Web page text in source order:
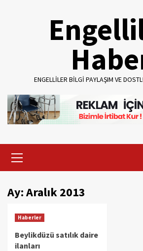
ENGELLILER BILGI PAYLAŞIM VE
Menu
Ay:Aralık 2013
Haberler
Beylikdüzü satılık daire
ilanları